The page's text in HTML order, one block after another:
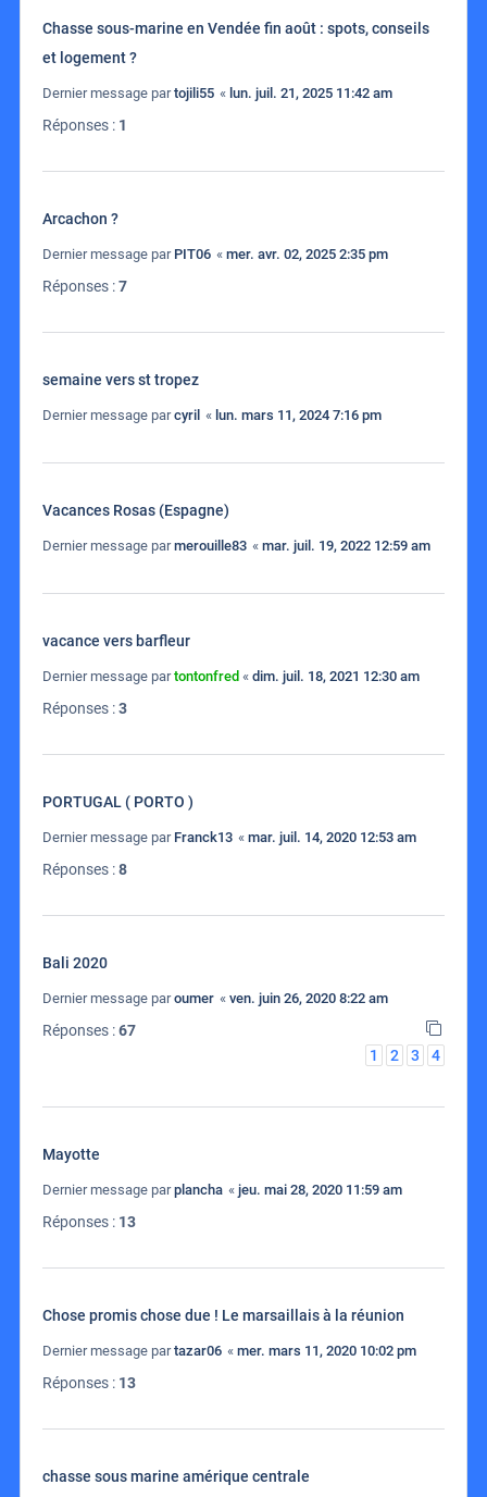
Chasse sous-marine en Vendée fin août : spots, conseils
et logement ?
Dernier message partojili55 « lun. juil. 21, 2025 11:42 am
Réponses : 1
Arcachon ?
Dernier message par PIT06 « mer. avr. 02, 2025 2:35 pm
Réponses :7
semaine vers st tropez
Dernier message parcyril « lun. mars 11, 2024 7:16 pm
Vacances Rosas (Espagne)
Dernier message parmerouille83 « mar. juil. 19, 2022 12:59 am
vacance vers barfleur
Dernier message partontonfred « dim. juil. 18, 2021 12:30 am
Réponses :3
PORTUGAL ( PORTO )
Dernier message par Franck13 « mar. juil. 14, 2020 12:53 am
Réponses :8
Bali 2020
Dernier message paroumer « ven. juin 26, 2020 8:22 am
Réponses :67
1
2 3 4
Mayotte
Dernier message parplancha « jeu. mai 28, 2020 11:59 am
Réponses : 13
Chose promis chose due ! Le marsaillais à la réunion
Dernier message partazar06 « mer. mars 11, 2020 10:02 pm
Réponses : 13
chasse sous marine amérique centrale